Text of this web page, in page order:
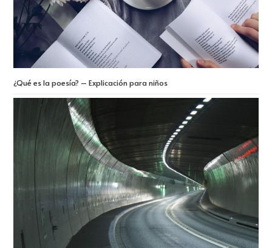
¿Qué es la poesía? – Explicación para niños